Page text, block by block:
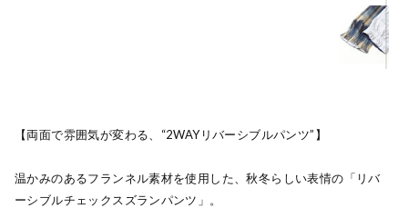
【両面で雰囲気が変わる、“2WAYリバーシブルパンツ”】
温かみのあるフランネル素材を使用した、秋冬らしい表情の「リバ
ーシブルチェックスズランパンツ」。